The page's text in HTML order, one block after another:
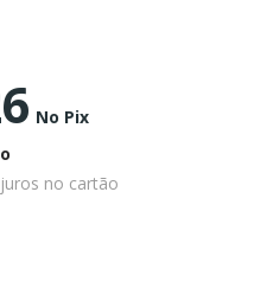
No Pix
no cartão